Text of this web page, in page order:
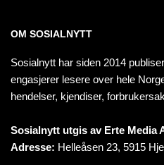
OM SOSIALNYTT
Sosialnytt har siden 2014
engasjerer lesere over hele
hendelser, kjendiser,
Sosialnytt utgis av Erte Media
Adresse: Helleåsen 23, 5915